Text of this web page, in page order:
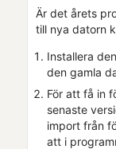
Är det årets
till nya datorn
Installera
den gamla
För att få in
senaste
import från
att i